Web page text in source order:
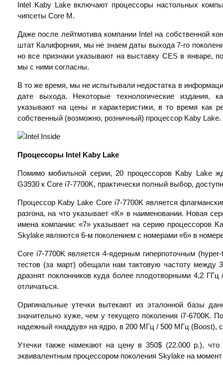
Intel Kaby Lake включают процессоры настольных
чипсеты Core M.
Даже после лейтмотива компании Intel на собственной
штат Калифорния, мы не знаем даты выхода 7-го
но все признаки указывают на выставку CES в январе,
мы с ними согласны.
В то же время, мы не испытывали недостатка в
дате выхода. Некоторые технологические издания,
указывают на цены и характеристики, в то время как
собственный (возможно, розничный) процессор Kaby Lake.
Процессоры Intel Kaby Lake
Помимо мобильной серии, 20 процессоров Kaby Lake
G3930 к Core i7-7700K, практически полный выбор,
Процессор Kaby Lake Core i7-7700K является
разгона, на что указывает «К» в наименовании. Новая
имена компании: «7» указывает на серию процессоров
Skylake являются 6-м поколением с номерами «6» в
Core i7-7700K является 4-ядерным гиперпоточным
тестов (за март) обещали нам тактовую частоту между
дразнят поклонников куда более плодотворными 4,2
отличаться.
Оригинальные утечки вытекают из эталонной базы
значительно хуже, чем у текущего поколения i7-6700K.
надежный «наддув» на ядро, в 200 МГц / 500 МГц (Boost),
Утечки также намекают на цену в 350$ (22.000 р.),
эквивалентным процессором поколения Skylake на